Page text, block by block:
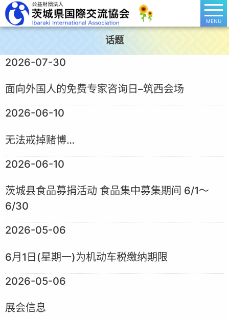
MENU
话题
2026-07-30
面向外国人的免费专家咨询日–筑西会场
2026-06-10
无法戒掉赌博…
2026-06-10
茨城县食品募捐活动 食品集中募集期间 6/1～
6/30
2026-05-06
6月1日(星期一)为机动车税缴纳期限
2026-05-06
展会信息